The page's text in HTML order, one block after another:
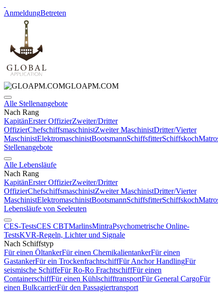
AnmeldungBetreten
GLOAPM.COM
Alle Stellenangebote
Nach Rang
KapitänErster OffizierZweiter/Dritter
OffizierChefschiffsmaschinistZweiter MaschinistDritter/Vierter
MaschinistElektromaschinistBootsmannSchiffsfitterSchiffskoch
Stellenangebote
Alle Lebensläufe
Nach Rang
KapitänErster OffizierZweiter/Dritter
OffizierChefschiffsmaschinistZweiter MaschinistDritter/Vierter
MaschinistElektromaschinistBootsmannSchiffsfitterSchiffskoch
Lebensläufe von Seeleuten
CES-TestsCES CBTMarlinsMintraPsychometrische Online-
TestsKVR-Regeln, Lichter und Signale
Nach Schiffstyp
Für einen ÖltankerFür einen ChemikalientankerFür einen
GastankerFür ein TrockenfrachtschiffFür Anchor HandlingFür
seismische SchiffeFür Ro-Ro FrachtschiffFür einen
ContainerschiffFür einen KühlschifftransportFür General CargoFür
einen BulkcarrierFür den Passagiertransport